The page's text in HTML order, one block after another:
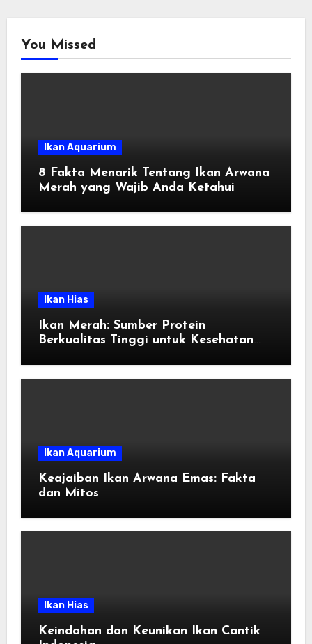
You Missed
Ikan Aquarium
8 Fakta Menarik Tentang Ikan Arwana
Merah yang Wajib Anda Ketahui
Ikan Hias
Ikan Merah: Sumber Protein
Berkualitas Tinggi untuk Kesehatan
Ikan Aquarium
Keajaiban Ikan Arwana Emas: Fakta
dan Mitos
Ikan Hias
Keindahan dan Keunikan Ikan Cantik